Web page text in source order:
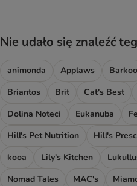
Nie udało się znaleźć
animonda Applaws Barkoo
Briantos
Brit Cat's Best
Dolina Noteci
Eukanuba
Hill's Pet Nutrition
Hill's
kooa
Lily's Kitchen
Nomad Tales
MAC's